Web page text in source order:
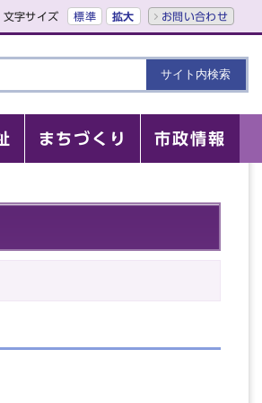
文字サイズ 標準 拡大 お問い合わせ
まちづくり 市政情報